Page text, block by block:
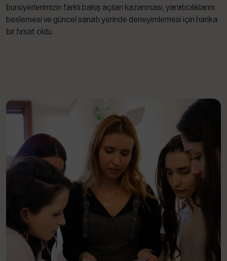
bursiyerlerimizin farklı bakış açıları kazanması, yaratıcılıklarını
beslemesi ve güncel sanatı yerinde deneyimlemesi için harika
bir fırsat oldu.